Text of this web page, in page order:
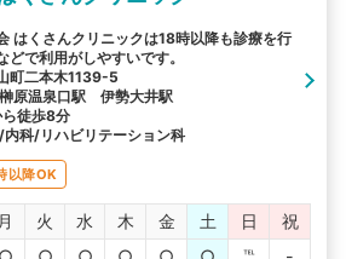
はくさんクリニックは18時以降も診療を行
どで利用がしやすいです。
町二本木1139-5
原温泉口駅 伊勢大井駅
ら徒歩8分
科/リハビリテーション科
以降OK
月 火 水 木 金 土 日
祝